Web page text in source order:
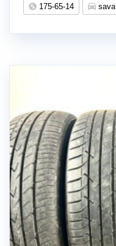
175-65-14 sava